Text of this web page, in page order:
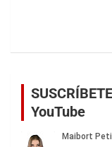
YouTube